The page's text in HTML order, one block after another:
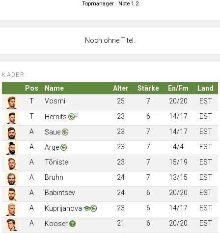
Topmanager · Note 1.2
Noch ohne Titel.
KADER:
Pos Name Alter Stärke En/Fm
Land
T
Vosmi 25 7 20/20
EST
T
Hernits 2 23 6 14/17
EST
A
Saue 23 7 14/17
EST
A
Arge 23 7 4/4
EST
A
Tõniste 23 7 15/19
EST
A
Bruhn 24 7 13/15
EST
A
Babintsev 24 6 20/20
EST
A
Kuprijanova 23 6 14/17
EST
A
Kooser 21 6 20/20
EST